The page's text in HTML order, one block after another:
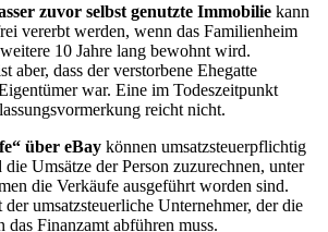
zuvor selbst genutzte Immobilie kann
vererbt werden, wenn das Familienheim
10 Jahre lang bewohnt wird.
aber, dass der verstorbene Ehegatte
war. Eine im Todeszeitpunkt
reicht nicht.
über eBay können umsatzsteuerpflichtig
Umsätze der Person zuzurechnen, unter
die Verkäufe ausgeführt worden sind.
der umsatzsteuerliche Unternehmer, der die
das Finanzamt abführen muss.